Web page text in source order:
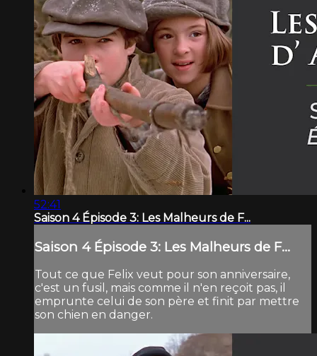
52:41
Saison 4 Épisode 3: Les Malheurs de F...
Saison 4 Épisode 3: Les Malheurs de F...
Tout ce que Felix veut pour son anniversaire,
c'est un fusil, mais comme il n'en reçoit pas, il
emprunte celui de son père et finit par mettre
son chien en danger.